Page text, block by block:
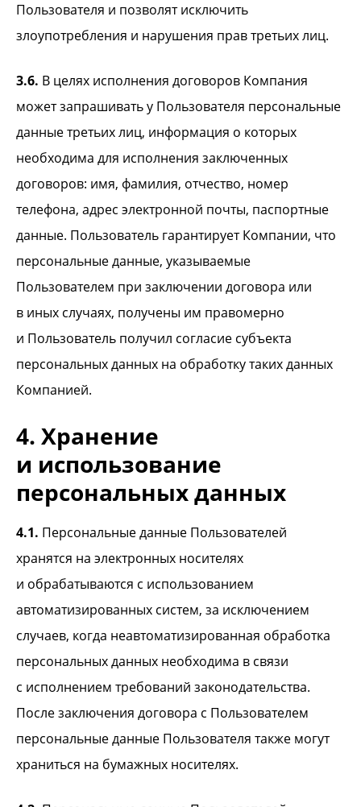
Пользователя и позволят исключить
злоупотребления и нарушения прав третьих лиц.
3.6. В целях исполнения договоров Компания
может запрашивать у Пользователя персональные
данные третьих лиц, информация о которых
необходима для исполнения заключенных
договоров: имя, фамилия, отчество, номер
телефона, адрес электронной почты, паспортные
данные. Пользователь гарантирует Компании, что
персональные данные, указываемые
Пользователем при заключении договора или
в иных случаях, получены им правомерно
и Пользователь получил согласие субъекта
персональных данных на обработку таких данных
Компанией.
4. Хранение
и использование
персональных данных
4.1. Персональные данные Пользователей
хранятся на электронных носителях
и обрабатываются с использованием
автоматизированных систем, за исключением
случаев, когда неавтоматизированная обработка
персональных данных необходима в связи
с исполнением требований законодательства.
После заключения договора с Пользователем
персональные данные Пользователя также могут
храниться на бумажных носителях.